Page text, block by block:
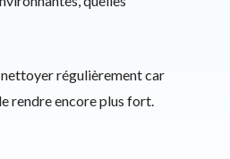
nettoyer régulièrement car
rendre encore plus fort.